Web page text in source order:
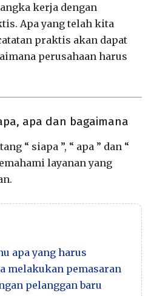
kerja dengan
Apa yang telah kita
praktis akan dapat
perusahaan harus
apa dan bagaimana
“ siapa ”, “ apa ” dan “
layanan yang
apa yang harus
melakukan pemasaran
pelanggan baru